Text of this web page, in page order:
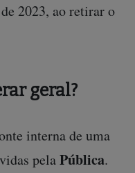
2023, ao retirar o
geral?
interna de uma
pelaPública.